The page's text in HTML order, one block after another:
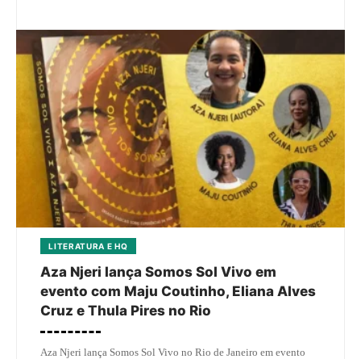
LITERATURA E HQ
Aza Njeri lança Somos Sol Vivo em
evento com Maju Coutinho, Eliana Alves
Cruz e Thula Pires no Rio
Aza Njeri lança Somos Sol Vivo no Rio de Janeiro em evento